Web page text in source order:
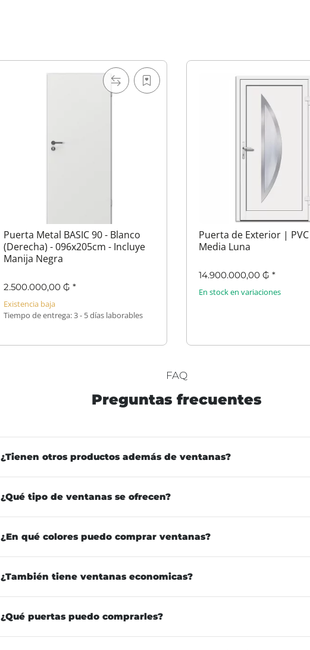
Puerta Metal BASIC 90 - Blanco
(Derecha) - 096x205cm - Incluye
Manija Negra
2.500.000,00 ₲ *
Existencia baja
Tiempo de entrega:3 - 5 días laborables
Puerta de Exterior |
Media Luna
14.900.000,00 ₲ *
En stock en variaciones
FAQ
Preguntas frecuentes
¿Tienen otros productos además de ventanas?
¿Qué tipo de ventanas se ofrecen?
¿En qué colores puedo comprar ventanas?
¿También tiene ventanas economicas?
¿Qué puertas puedo comprarles?